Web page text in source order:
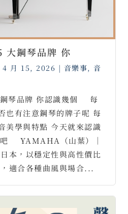
大鋼琴品牌 你
4 月 15, 2026 | 音樂事, 音
琴品牌 你認識幾個 ⠀ 每
也有注意鋼琴的牌子呢 每
美學與特點 今天就來認識
⠀ YAMAHA（山葉）｜
本，以穩定性與高性價比
適合各種曲風與場合...